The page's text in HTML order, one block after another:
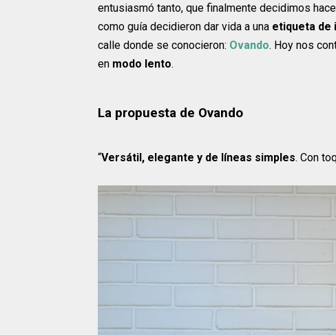
entusiasmó tanto, que finalmente decidimos
como guía decidieron dar vida a una etiqueta de
calle donde se conocieron: Ovando. Hoy nos
en modo lento.
La propuesta de Ovando
“Versátil, elegante y de líneas simples. Con